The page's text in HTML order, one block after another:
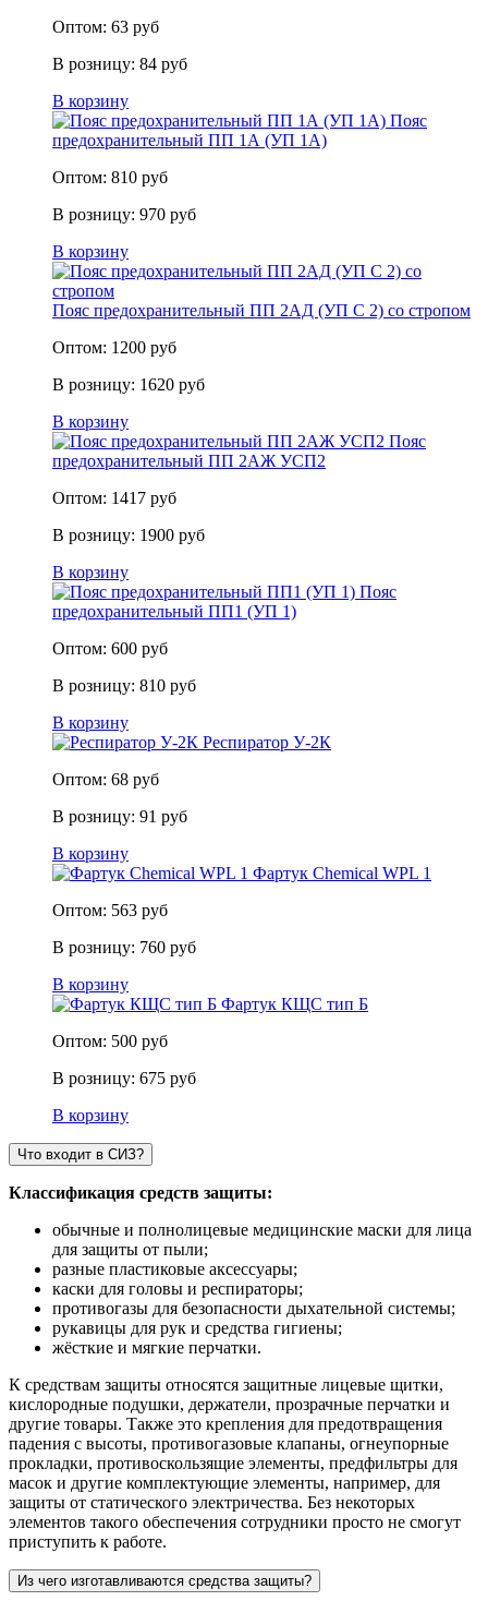
Оптом: 63 руб
В розницу: 84 руб
В корзину
Пояс
предохранительный ПП 1А (УП 1А)
Оптом: 810 руб
В розницу: 970 руб
В корзину
Пояс предохранительный ПП 2АД (УП С 2) со стропом
Оптом: 1200 руб
В розницу: 1620 руб
В корзину
Пояс
предохранительный ПП 2АЖ УСП2
Оптом: 1417 руб
В розницу: 1900 руб
В корзину
Пояс
предохранительный ПП1 (УП 1)
Оптом: 600 руб
В розницу: 810 руб
В корзину
Респиратор У-2К
Оптом: 68 руб
В розницу: 91 руб
В корзину
Фартук Chemical WPL 1
Оптом: 563 руб
В розницу: 760 руб
В корзину
Фартук КЩС тип Б
Оптом: 500 руб
В розницу: 675 руб
В корзину
Что входит в СИЗ?
Классификация средств защиты:
обычные и полнолицевые медицинские маски для лица
для защиты от пыли;
разные пластиковые аксессуары;
каски для головы и респираторы;
противогазы для безопасности дыхательной системы;
рукавицы для рук и средства гигиены;
жёсткие и мягкие перчатки.
К средствам защиты относятся защитные лицевые щитки,
кислородные подушки, держатели, прозрачные перчатки и
другие товары. Также это крепления для предотвращения
падения с высоты, противогазовые клапаны, огнеупорные
прокладки, противоскользящие элементы, предфильтры для
масок и другие комплектующие элементы, например, для
защиты от статического электричества. Без некоторых
элементов такого обеспечения сотрудники просто не смогут
приступить к работе.
Из чего изготавливаются средства защиты?